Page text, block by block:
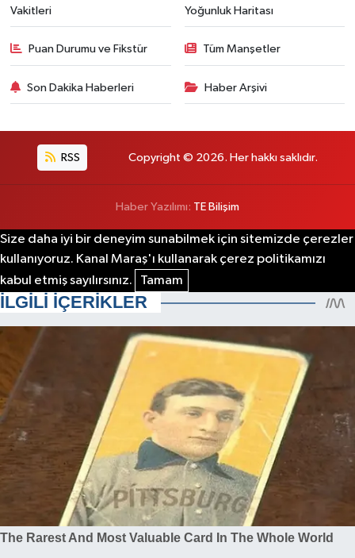
Vakitleri
Yoğunluk Haritası
Puan Durumu ve Fikstür Tüm Manşetler
Son Dakika Haberleri Haber Arşivi
RSS Copyright © 2026. Her hakkı saklıdır.
Haber Yazılımı: TE Bilişim
Size daha iyi bir deneyim sunabilmek için sitemizde çerezler
kullanıyoruz. Kanal Maraş'ı kullanarak çerez politikamızı
kabul etmiş sayılırsınız.
Tamam